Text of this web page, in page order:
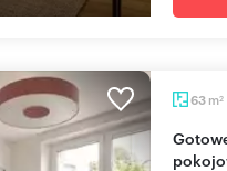
63 m2
Gotowe do wprowadzenia, nowoczesne 3-